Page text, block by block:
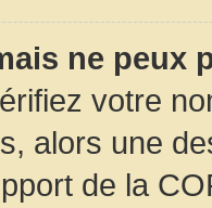
ne peux
votre
alors une
de la